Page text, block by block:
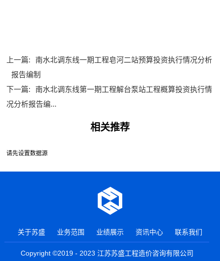
上一篇:
南水北调东线一期工程皂河二站预算投资执行情况分析
报告编制
下一篇:
南水北调东线第一期工程解台泵站工程概算投资执行情
况分析报告编...
相关推荐
请先设置数据源
关于苏盛 业务范围 业绩展示 资讯中心 联系我们
Copyright ©2019 - 2023 江苏苏盛工程造价咨询有限公司